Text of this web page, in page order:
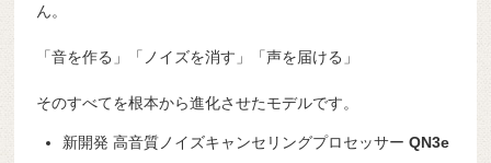
ん。
「音を作る」「ノイズを消す」「声を届ける」
そのすべてを根本から進化させたモデルです。
新開発 高音質ノイズキャンセリングプロセッサーQN3e